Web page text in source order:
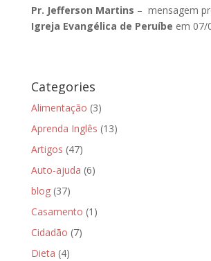
Pr. Jefferson Martins – mensagem
Igreja Evangélica de Peruíbe em 07/
Categories
Alimentação (3)
Aprenda Inglês (13)
Artigos (47)
Auto-ajuda (6)
blog(37)
Casamento (1)
Cidadão (7)
Dieta (4)